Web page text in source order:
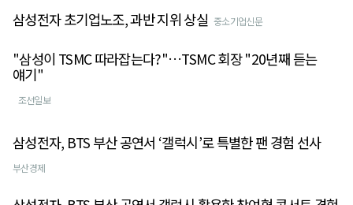
삼성전자 초기업노조, 과반 지위 상실 중소기업신문
"삼성이 TSMC 따라잡는다?"…TSMC 회장 "20년째 듣는
얘기"
조선일보
삼성전자, BTS 부산 공연서 ‘갤럭시’로 특별한 팬 경험 선사
부산경제